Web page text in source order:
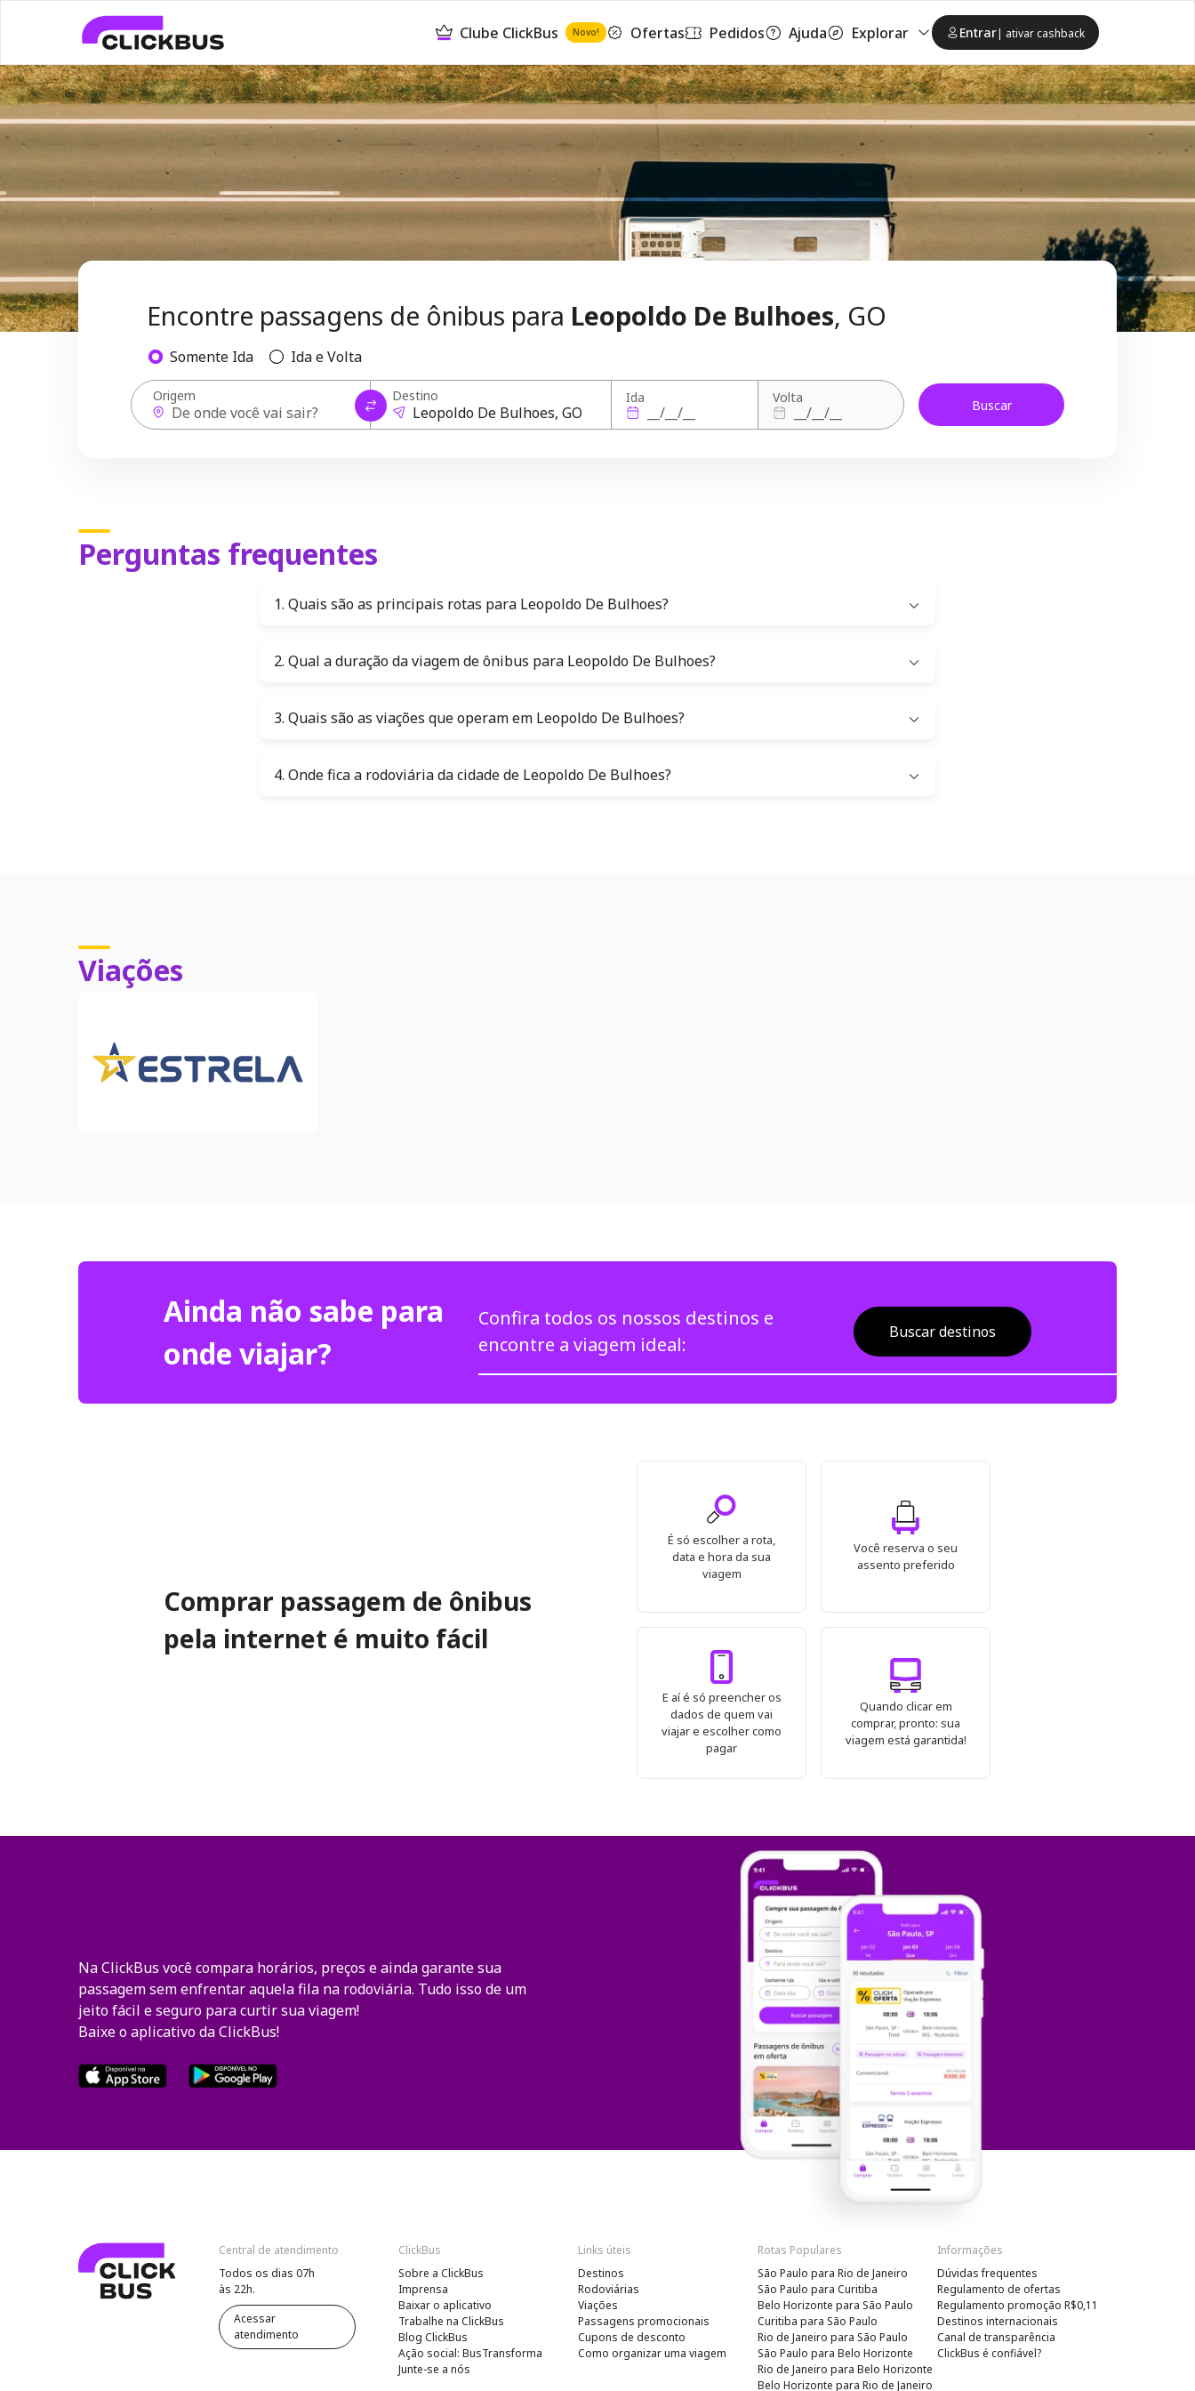
Clube ClickBus Novo! Ofertas Pedidos Ajuda Explorar Entrar| ativar cashback
Encontre passagens de ônibus para Leopoldo De Bulhoes, GO
Somente Ida Ida e Volta
Origem Destino Ida Volta Buscar
Perguntas frequentes
1. Quais são as principais rotas para Leopoldo De Bulhoes?
2. Qual a duração da viagem de ônibus para Leopoldo De Bulhoes?
3. Quais são as viações que operam em Leopoldo De Bulhoes?
4. Onde fica a rodoviária da cidade de Leopoldo De Bulhoes?
Viações
Ainda não sabe para
onde viajar?
Confira todos os nossos destinos e
encontre a viagem ideal:
Buscar destinos
Comprar passagem de ônibus
pela internet é muito fácil
É só escolher a rota,
data e hora da sua
viagem
Você reserva o seu
assento preferido
E aí é só preencher os
dados de quem vai
viajar e escolher como
pagar
Quando clicar em
comprar, pronto: sua
viagem está garantida!
Na ClickBus você compara horários, preços e ainda garante sua
passagem sem enfrentar aquela fila na rodoviária. Tudo isso de um
jeito fácil e seguro para curtir sua viagem!
Baixe o aplicativo da ClickBus!
Central de atendimento
Todos os dias 07h
às 22h.
Acessar
atendimento
ClickBus
Sobre a ClickBus
Imprensa
Baixar o aplicativo
Trabalhe na ClickBus
Blog ClickBus
Ação social: BusTransforma
Junte-se a nós
Links úteis
Destinos
Rodoviárias
Viações
Passagens promocionais
Cupons de desconto
Como organizar uma viagem
Rotas Populares
São Paulo para Rio de Janeiro
São Paulo para Curitiba
Belo Horizonte para São Paulo
Curitiba para São Paulo
Rio de Janeiro para São Paulo
São Paulo para Belo Horizonte
Rio de Janeiro para Belo Horizonte
Belo Horizonte para Rio de Janeiro
Informações
Dúvidas frequentes
Regulamento de ofertas
Regulamento promoção R$0,11
Destinos internacionais
Canal de transparência
ClickBus é confiável?